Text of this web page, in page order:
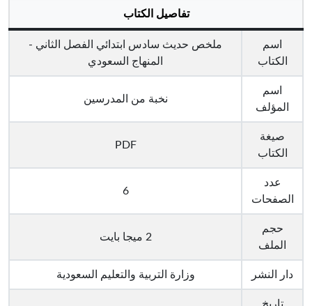
تفاصيل الكتاب
اسم
الكتاب
ملخص حديث سادس ابتدائي الفصل الثاني -
المنهاج السعودي
اسم
المؤلف
نخبة من المدرسين
صيغة
الكتاب
PDF
عدد
الصفحات
6
حجم
الملف
2 ميجا بايت
دار النشر وزارة التربية والتعليم السعودية
تاريخ